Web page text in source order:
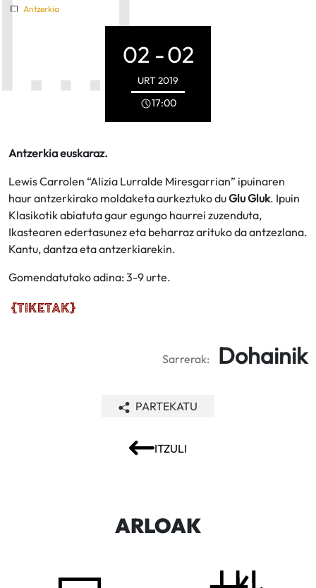
Antzerkia
02 -02
URT 2019
17:00
Antzerkia euskaraz.
Lewis Carrolen “Alizia Lurralde Miresgarrian” ipuinaren
haur antzerkirako moldaketa aurkeztuko duGlu Gluk. Ipuin
Klasikotik abiatuta gaur egungo haurrei zuzenduta,
Ikastearen edertasunez eta beharraz arituko da antzezlana.
Kantu, dantza eta antzerkiarekin.
Gomendatutako adina: 3-9 urte.
Sarrerak: Dohainik
ITZULI
PARTEKATU
ARLOAK